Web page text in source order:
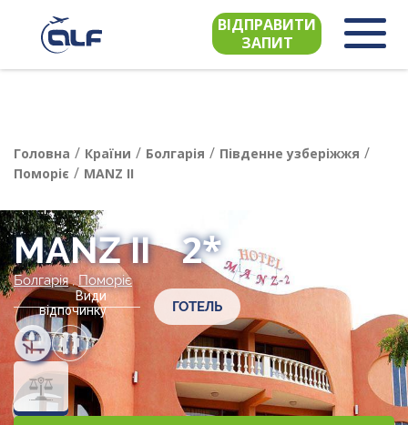
ВІДПРАВИТИ
ЗАПИТ
Головна / Країни / Болгарія / Південне узберіжжя /
Поморіє / MANZ II
MANZ II 2*
Болгарія,Поморіє
Види
відпочинку
ГОТЕЛЬ